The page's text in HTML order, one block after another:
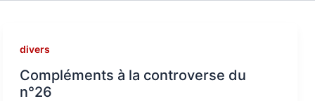
divers
Compléments à la controverse du
n°26